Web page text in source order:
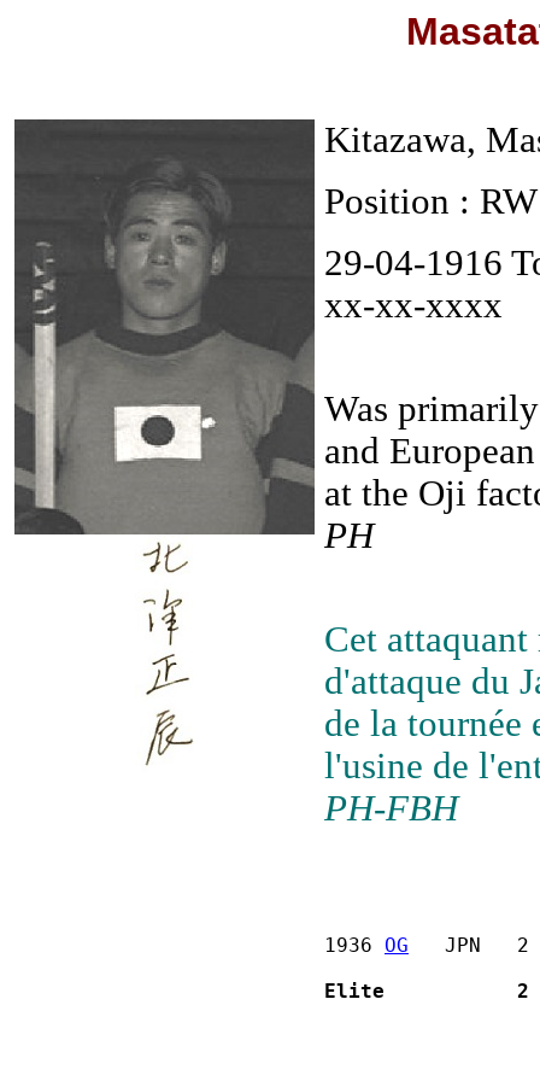
Kitazawa,
Position : RW
29-04-1916
xx-xx-xxxx
Was
and
at the Oji
PH
Cet
d'attaque du
de la tournée
l'usine de
PH-FBH
1936 OG
JPN
Elite           2